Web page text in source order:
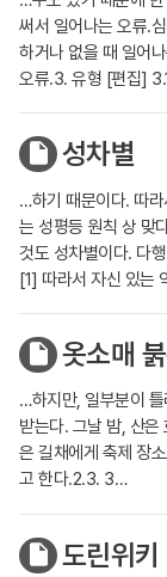
써서 일어나는 오류.
하거나 없을 때 일어
오류.3. 유형 [편집]
성차별
…하기 때문이다. 따
는 성평등 원칙 상 맞
것도 성차별이다. 다
[1] 따라서 자신 있는
옷소매
…하지만, 일부분이
받는다. 그날 밤, 산은
은 길채에게 축제 장
고 한다.2.3. 3…
도린위키